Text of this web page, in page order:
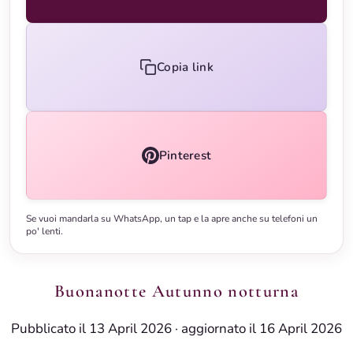
Copia link
Pinterest
Se vuoi mandarla su WhatsApp, un tap e la apre anche su telefoni un
po' lenti.
Buonanotte Autunno notturna
Pubblicato il 13 April 2026 · aggiornato il 16 April 2026